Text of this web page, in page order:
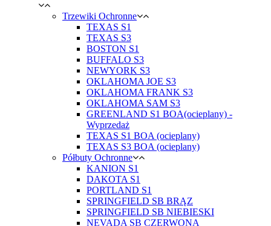
Trzewiki Ochronne
TEXAS S1
TEXAS S3
BOSTON S1
BUFFALO S3
NEWYORK S3
OKLAHOMA JOE S3
OKLAHOMA FRANK S3
OKLAHOMA SAM S3
GREENLAND S1 BOA(ocieplany) -
Wyprzedaż
TEXAS S1 BOA (ocieplany)
TEXAS S3 BOA (ocieplany)
Półbuty Ochronne
KANION S1
DAKOTA S1
PORTLAND S1
SPRINGFIELD SB BRĄZ
SPRINGFIELD SB NIEBIESKI
NEVADA SB CZERWONA